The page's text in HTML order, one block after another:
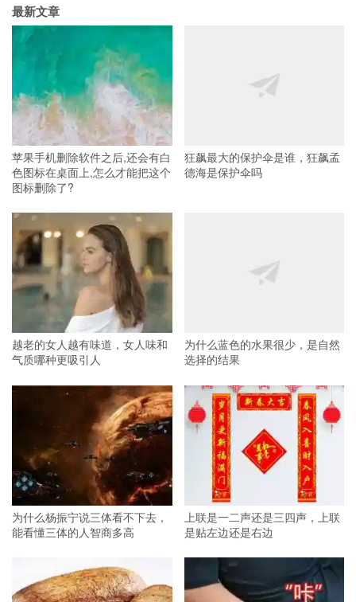
最新文章
苹果手机删除软件之后,还会有白
色图标在桌面上,怎么才能把这个
图标删除了?
狂飙最大的保护伞是谁，狂飙孟
德海是保护伞吗
越老的女人越有味道，女人味和
气质哪种更吸引人
为什么蓝色的水果很少，是自然
选择的结果
为什么杨振宁说三体看不下去，
能看懂三体的人智商多高
上联是一二声还是三四声，上联
是贴左边还是右边